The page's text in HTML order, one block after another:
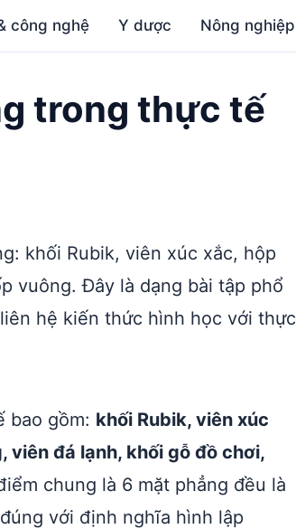
công nghệ Y dược Nông nghiệp
trong thực tế
khối Rubik, viên xúc xắc, hộp
vuông. Đây là dạng bài tập phổ
hệ kiến thức hình học với thực
bao gồm: khối Rubik, viên xúc
viên đá lạnh, khối gỗ đồ chơi,
chung là 6 mặt phẳng đều là
với định nghĩa hình lập